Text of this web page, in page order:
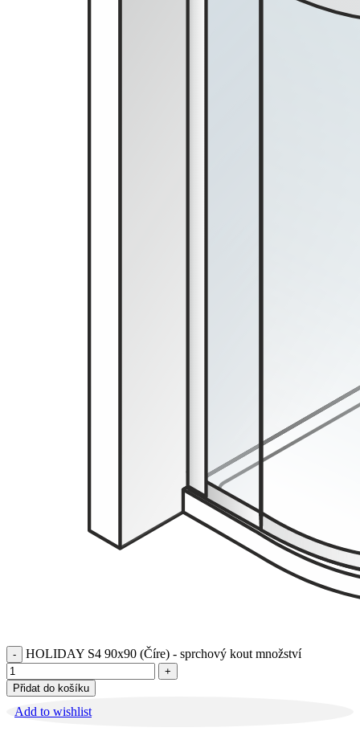
HOLIDAY S4 90x90 (Číre) - sprchový kout množství
Přidat do košíku
Add to wishlist